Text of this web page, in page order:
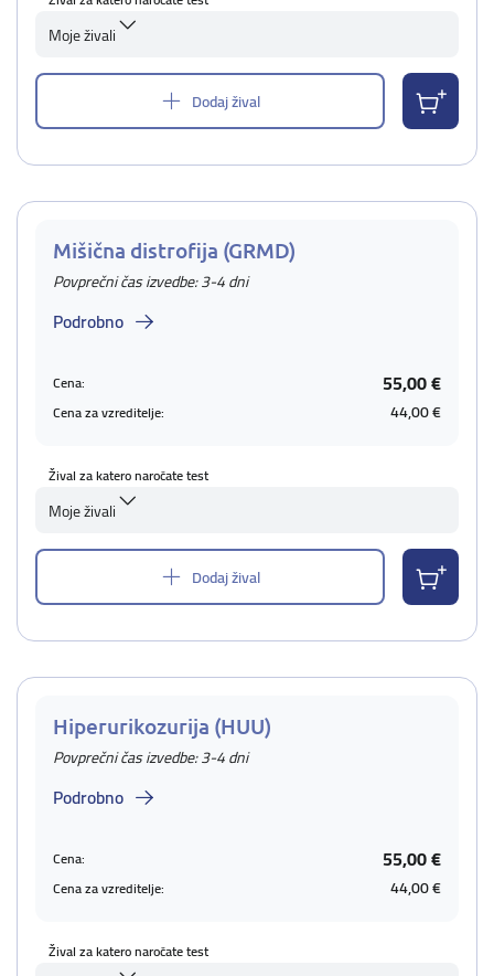
Moje živali
Dodaj žival
Mišična distrofija (GRMD)
Povprečni čas izvedbe: 3-4 dni
Podrobno
Cena: 55,00 €
Cena za vzreditelje: 44,00 €
Žival za katero naročate test
Moje živali
Dodaj žival
Hiperurikozurija (HUU)
Povprečni čas izvedbe: 3-4 dni
Podrobno
Cena: 55,00 €
Cena za vzreditelje: 44,00 €
Žival za katero naročate test